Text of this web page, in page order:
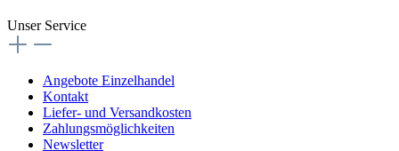
Unser Service
Angebote Einzelhandel
Kontakt
Liefer- und Versandkosten
Zahlungsmöglichkeiten
Newsletter